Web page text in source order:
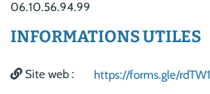
06.10.56.94.99
INFORMATIONS UTILES
Site web : https://forms.gle/